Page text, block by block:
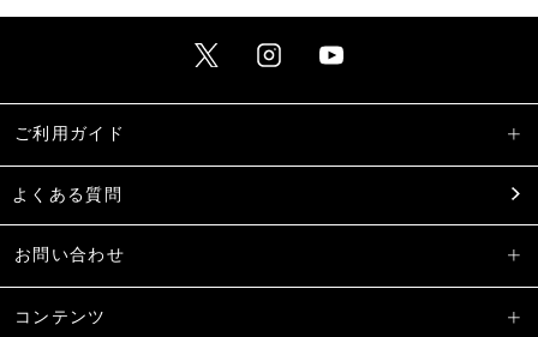
ご利用ガイド
よくある質問
お問い合わせ
コンテンツ